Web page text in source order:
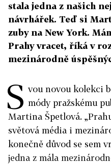
stala jedna z našich
návrhářek. Teď si
zuby na New York.
Prahy vracet, říká v
mezinárodně
S vou novou kolekci
módy pražskému
Martina Špetlová.
světová média i
konečně důvod se sem
jedna z mála